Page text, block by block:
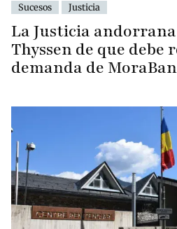
Sucesos Justicia
La Justicia
Thyssen de que debe
demanda de